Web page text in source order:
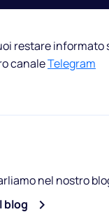
restare informato
canaleTelegram
nel nostro
blog